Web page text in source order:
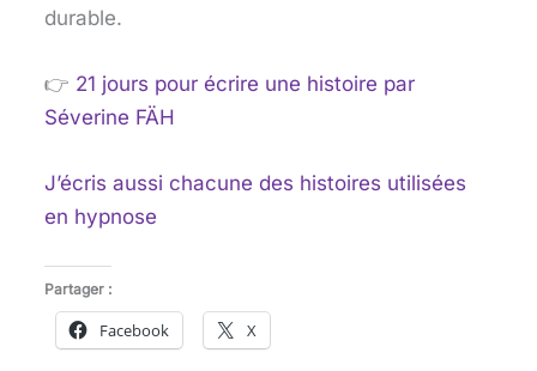
durable.
👉 21 jours pour écrire une histoire par
Séverine FÄH
J’écris aussi chacune des histoires utilisées
en hypnose
Partager :
Facebook X